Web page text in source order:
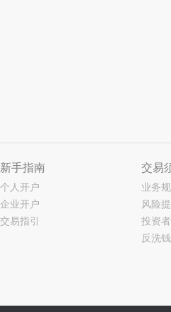
新手指南
个人开户
企业开户
交易指引
交易
业务
风险
投资
反洗